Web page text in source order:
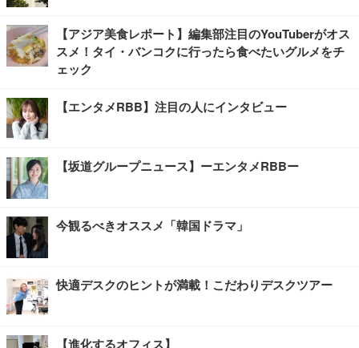
【アジア美食レポート】編集部注目のYouTuberがオス
スメ！タイ・バンコクに行ったら食べたいグルメをチ
ェック
【エンタメRBB】注目の人にインタビュー
【坂道グループニュース】ーエンタメRBBー
今観るべきオススメ「韓国ドラマ」
快適デスクのヒントが満載！こだわりデスクツアー
【進化するオフィス】